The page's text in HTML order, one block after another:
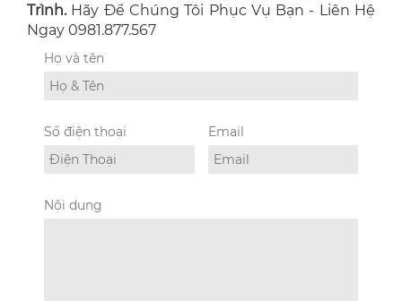
Trình. Hãy Để Chúng Tôi Phục Vụ Bạn - Liên Hệ
Ngay 0981.877.567
Họ và tên
Số điện thoại Email
Nội dung